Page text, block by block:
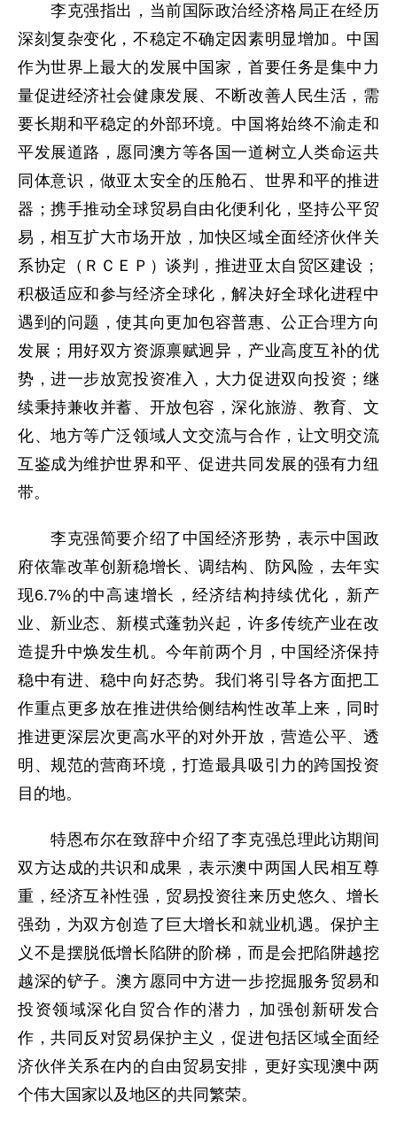
李克强指出，当前国际政治经济格局正在经历
深刻复杂变化，不稳定不确定因素明显增加。中国
作为世界上最大的发展中国家，首要任务是集中力
量促进经济社会健康发展、不断改善人民生活，需
要长期和平稳定的外部环境。中国将始终不渝走和
平发展道路，愿同澳方等各国一道树立人类命运共
同体意识，做亚太安全的压舱石、世界和平的推进
器；携手推动全球贸易自由化便利化，坚持公平贸
易，相互扩大市场开放，加快区域全面经济伙伴关
系协定（ＲＣＥＰ）谈判，推进亚太自贸区建设；
积极适应和参与经济全球化，解决好全球化进程中
遇到的问题，使其向更加包容普惠、公正合理方向
发展；用好双方资源禀赋迥异，产业高度互补的优
势，进一步放宽投资准入，大力促进双向投资；继
续秉持兼收并蓄、开放包容，深化旅游、教育、文
化、地方等广泛领域人文交流与合作，让文明交流
互鉴成为维护世界和平、促进共同发展的强有力纽
带。
李克强简要介绍了中国经济形势，表示中国政
府依靠改革创新稳增长、调结构、防风险，去年实
现6.7%的中高速增长，经济结构持续优化，新产
业、新业态、新模式蓬勃兴起，许多传统产业在改
造提升中焕发生机。今年前两个月，中国经济保持
稳中有进、稳中向好态势。我们将引导各方面把工
作重点更多放在推进供给侧结构性改革上来，同时
推进更深层次更高水平的对外开放，营造公平、透
明、规范的营商环境，打造最具吸引力的跨国投资
目的地。
特恩布尔在致辞中介绍了李克强总理此访期间
双方达成的共识和成果，表示澳中两国人民相互尊
重，经济互补性强，贸易投资往来历史悠久、增长
强劲，为双方创造了巨大增长和就业机遇。保护主
义不是摆脱低增长陷阱的阶梯，而是会把陷阱越挖
越深的铲子。澳方愿同中方进一步挖掘服务贸易和
投资领域深化自贸合作的潜力，加强创新研发合
作，共同反对贸易保护主义，促进包括区域全面经
济伙伴关系在内的自由贸易安排，更好实现澳中两
个伟大国家以及地区的共同繁荣。